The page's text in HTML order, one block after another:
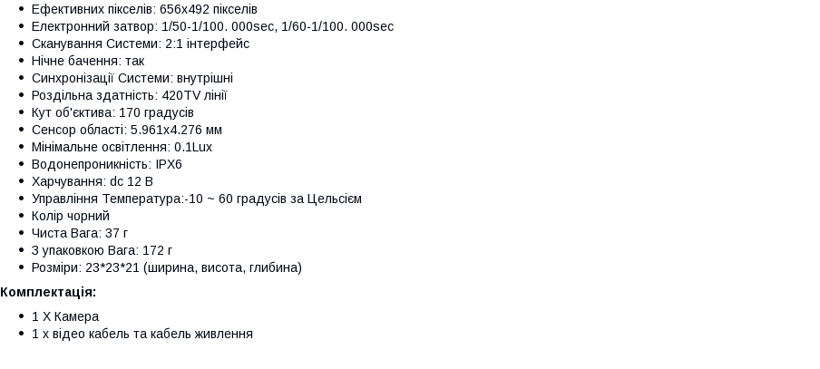
Ефективних пікселів: 656x492 пікселів
Електронний затвор: 1/50-1/100. 000sec, 1/60-1/100. 000sec
Сканування Системи: 2:1 інтерфейс
Нічне бачення: так
Синхронізації Системи: внутрішні
Роздільна здатність: 420TV лінії
Кут об'єктива: 170 градусів
Сенсор області: 5.961x4.276 мм
Мінімальне освітлення: 0.1Lux
Водонепроникність: IPX6
Харчування: dc 12 В
Управління Температура:-10 ~ 60 градусів за Цельсієм
Колір чорний
Чиста Вага: 37 г
З упаковкою Вага: 172 г
Розміри: 23*23*21 (ширина, висота, глибина)
Комплектація:
1 X Камера
1 х відео кабель та кабель живлення